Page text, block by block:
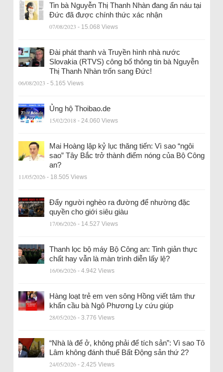
Tin bà Nguyễn Thị Thanh Nhàn đang ẩn náu tại
Đức đã được chính thức xác nhận
07/08/2023 - 15.068 Views
Đài phát thanh và Truyền hình nhà nước
Slovakia (RTVS) công bố thông tin bà Nguyễn
Thị Thanh Nhàn trốn sang Đức!
06/08/2023 - 5.165 Views
Ủng hộ Thoibao.de
15/02/2018 - 24.060 Views
Mai Hoàng lập kỷ lục thăng tiến: Vì sao “ngôi
sao” Tây Bắc trở thành điểm nóng của Bộ Công
an?
11/05/2026 - 18.505 Views
Đẩy người nghèo ra đường để nhường đặc
quyền cho giới siêu giàu
17/06/2026 - 14.527 Views
Thanh lọc bộ máy Bộ Công an: Tinh giản thực
chất hay vẫn là màn trình diễn lấy lệ?
16/06/2026 - 4.942 Views
Hàng loạt trẻ em ven sông Hồng viết tâm thư
khẩn cầu bà Ngô Phương Ly cứu giúp
28/05/2026 - 3.776 Views
“Nhà là để ở, không phải để tích sản”: Vì sao Tô
Lâm không đánh thuế Bất Động sản thứ 2?
24/05/2026 - 2.425 Views